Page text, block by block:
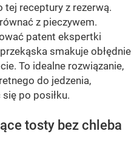
tej receptury z rezerwą.
z pieczywem.
patent ekspertki
smakuje obłędnie
To idealne rozwiązanie,
do jedzenia,
po posiłku.
tosty bez chleba